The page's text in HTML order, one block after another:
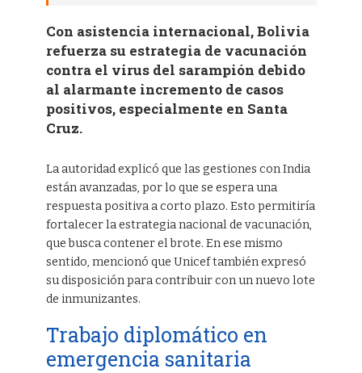
Con asistencia internacional, Bolivia
refuerza su estrategia de vacunación
contra el virus del sarampión debido
al alarmante incremento de casos
positivos, especialmente en Santa
Cruz.
La autoridad explicó que las gestiones con India
están avanzadas, por lo que se espera una
respuesta positiva a corto plazo. Esto permitiría
fortalecer la estrategia nacional de vacunación,
que busca contener el brote. En ese mismo
sentido, mencionó que Unicef también expresó
su disposición para contribuir con un nuevo lote
de inmunizantes.
Trabajo diplomático en
emergencia sanitaria